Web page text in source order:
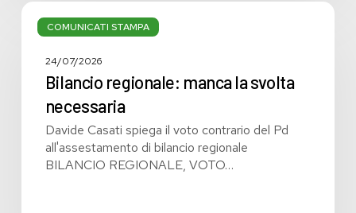
COMUNICATI STAMPA
Bilancio
regionale:
svolta
24/07/2026
Bilancio regionale: manca la svolta
necessaria
Davide Casati spiega il voto contrario del Pd
all'assestamento di bilancio regionale
BILANCIO REGIONALE, VOTO…